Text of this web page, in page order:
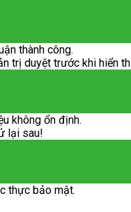
thành công.
trị duyệt trước khi hiển
không ổn định.
lại sau!
thực bảo mật.